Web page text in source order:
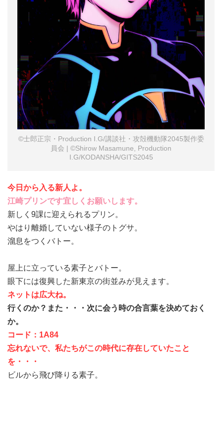
©士郎正宗・Production I.G/講談社・攻殻機動隊2045製作委
員会 | ©Shirow Masamune, Production
I.G/KODANSHA/GITS2045
今日から入る新人よ。
江崎プリンです宜しくお願いします。
新しく9課に迎えられるプリン。
やはり離婚していない様子のトグサ。
溜息をつくバトー。
屋上に立っている素子とバトー。
眼下には復興した新東京の街並みが見えます。
ネットは広大ね。
行くのか？また・・・次に会う時の合言葉を決めておく
か。
コード：1A84
忘れないで、私たちがこの時代に存在していたこと
を・・・
ビルから飛び降りる素子。